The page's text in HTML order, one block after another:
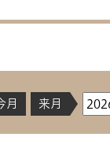
月 来月